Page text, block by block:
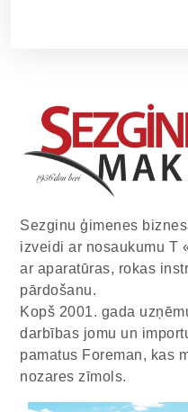
Sezginu ģimenes
izveidi ar nosaukumu T
ar aparatūras, rokas
pārdošanu.
Kopš 2001. gada
darbības jomu un
pamatus Foreman, kas
nozares zīmols.